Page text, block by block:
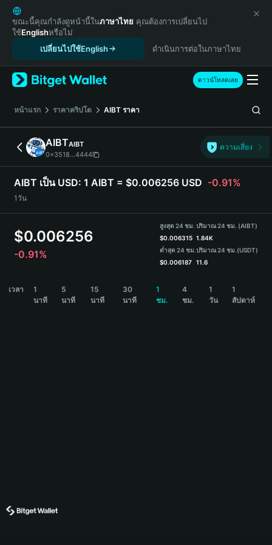
English
日本語
Tiếng Việt
Español (Latinoamérica)
Türkçe
Français
Deutsch
简体中文
繁體中文
Português (Portugal)
Bahasa Indonesia
ภาษาไทย
हिन्दी
Español
Português (Brasil)
ขณะนี้คุณกำลังดูหน้านี้ในภาษาไทย คุณต้องการเปลี่ยนไป
ใช้Englishหรือไม่
เปลี่ยนไปใช้English
ดำเนินการต่อในภาษาไทย
ดาวน์โหลดเลย
หน้าแรก ราคาคริปโต AIBT ราคา
AIBTAIBT
0x3518...4444
ความเสี่ยง
AIBT เป็น USD: 1 AIBT = $0.006256 USD -0.91%
1วัน
$0.006256
-0.91%
สูงสุด 24 ชม.
$0.006315
ต่ำสุด 24 ชม.
$0.006187
ปริมาณ 24 ชม. (AIBT)
1.84K
ปริมาณ 24 ชม.(USDT)
11.6
เวลา
1
นาที
5
นาที
15
นาที
30
นาที
1
ชม.
4
ชม.
1
วัน
1
สัปดาห์